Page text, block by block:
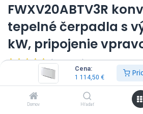
Cena:
1 114,50 €
Domov Hľadať
FWXV20ABTV3R
tepelné čerpadla s
kW, pripojenie
(0 recenzia)
FWXV20ABTV3R - Daikin Altherma HPC
Ovládač nie je súčasťou dodávky, je
1 114,50 Vrátane DPH